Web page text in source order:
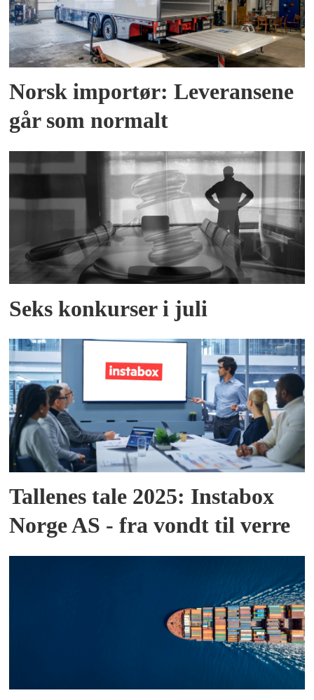
Norsk importør: Leveransene
går som normalt
Seks konkurser i juli
Tallenes tale 2025: Instabox
Norge AS - fra vondt til verre